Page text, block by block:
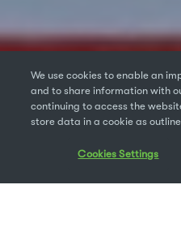
We use cookies to enable an
and to share information with
continuing to access the
store data in a cookie as
Cookies Settings